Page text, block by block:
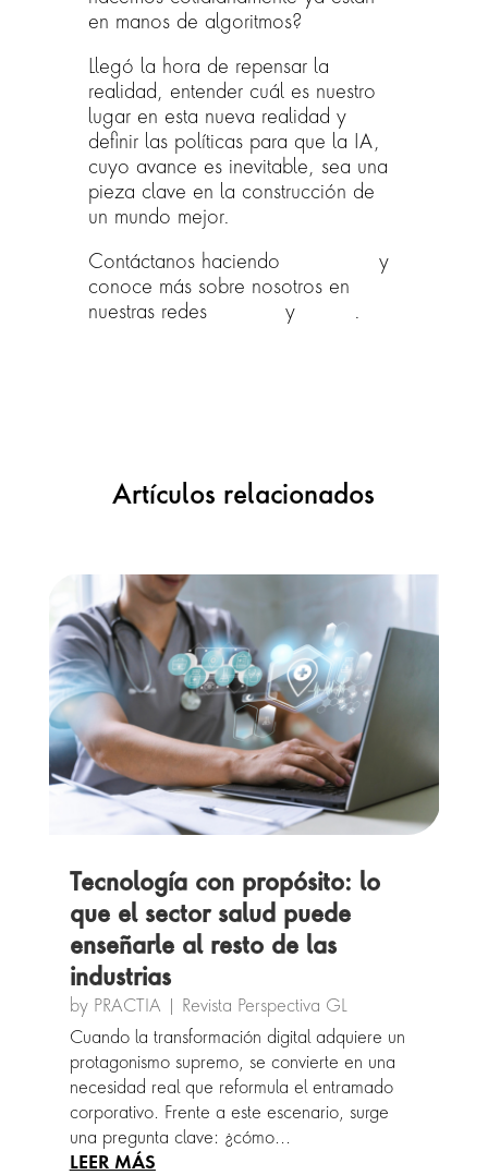
en manos de algoritmos?
Llegó la hora de repensar la
realidad, entender cuál es nuestro
lugar en esta nueva realidad y
definir las políticas para que la IA,
cuyo avance es inevitable, sea una
pieza clave en la construcción de
un mundo mejor.
Contáctanos haciendo
y
conoce más sobre nosotros en
nuestras redes
y .
Artículos relacionados
Tecnología con propósito: lo
que el sector salud puede
enseñarle al resto de las
industrias
by PRACTIA
Revista Perspectiva GL
Cuando la transformación digital adquiere un
protagonismo supremo, se convierte en una
necesidad real que reformula el entramado
corporativo. Frente a este escenario, surge
una pregunta clave: ¿cómo...